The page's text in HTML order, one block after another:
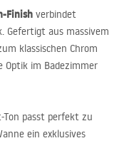
Finish verbindet
Gefertigt aus massivem
klassischen Chrom
im Badezimmer
passt perfekt zu
ein exklusives